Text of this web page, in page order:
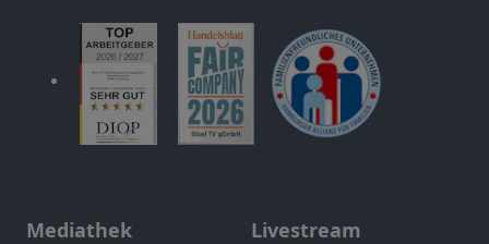
Mediathek Livestream